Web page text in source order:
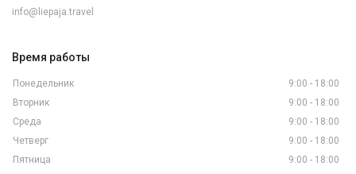
info@liepaja.travel
Время работы
Понедельник
9:00 - 18:00
Вторник
9:00 - 18:00
Среда
9:00 - 18:00
Четверг
9:00 - 18:00
Пятница
9:00 - 18:00